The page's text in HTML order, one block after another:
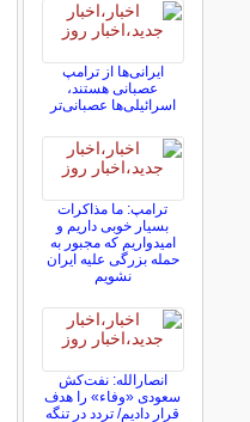
ایرانی‌ها از ترامپ
عصبانی هستند،
اسرائیلی‌ها عصبانی‌تر
ترامپ: ما مذاکرات
بسیار خوبی داریم و
امیدواریم که مجبور به
حمله بزرگی علیه ایران
نشویم
انصارالله: نفت‌کش
سعودی «وفاء» را هدف
قرار دادیم/ تردد در تنگه